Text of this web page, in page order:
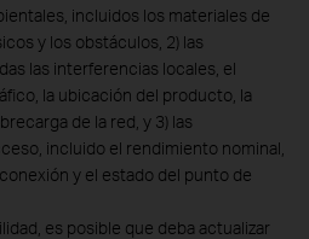
incluidos los materiales de
y los obstáculos, 2) las
las interferencias locales, el
la ubicación del producto, la
de la red, y 3) las
incluido el rendimiento nominal,
y el estado del punto de
es posible que deba actualizar